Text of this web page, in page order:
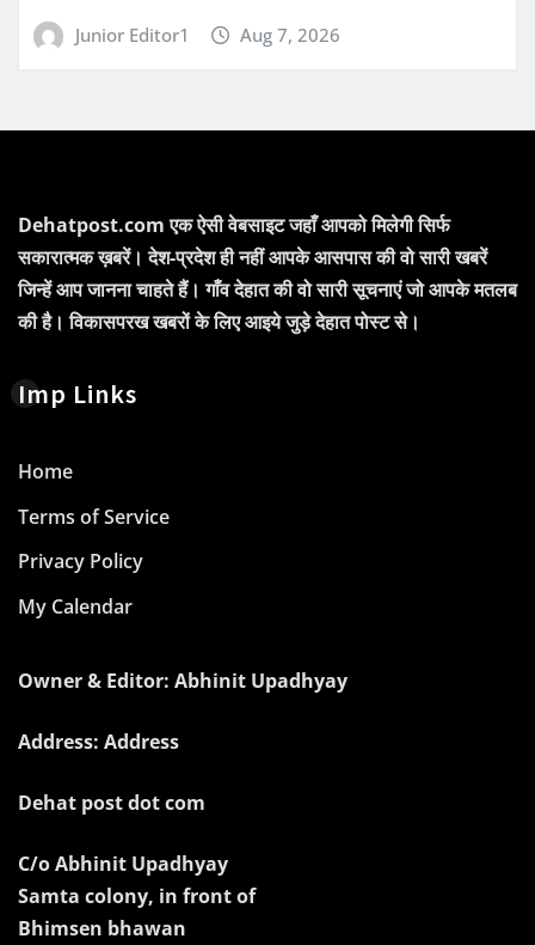
Junior Editor1 Aug 7, 2026
Dehatpost.com एक ऐसी वेबसाइट जहाँ आपको मिलेगी सिर्फ
सकारात्मक ख़बरें। देश-प्रदेश ही नहीं आपके आसपास की वो सारी खबरें
जिन्हें आप जानना चाहते हैं। गाँव देहात की वो सारी सूचनाएं जो आपके मतलब
की है। विकासपरख खबरों के लिए आइये जुड़े देहात पोस्ट से।
Imp Links
Home
Terms of Service
Privacy Policy
My Calendar
Owner & Editor: Abhinit Upadhyay
Address: Address
Dehat post dot com
C/o Abhinit Upadhyay
Samta colony, in front of
Bhimsen bhawan